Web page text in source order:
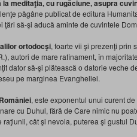
meditaţia, cu rugăciune, asupra
păgâne publicat de editura
să-şi aducă aminte de cuvintele
ortodocşi, foarte vii şi prezenţi prin
autori de mare rafinament, în
dator să-şi plătească o datorie veche
pe marginea Evangheliei.
, este exponentul unui curent
cu Duhul, fără de Care nimic nu
cât şi nevoia, puterea şi gustul